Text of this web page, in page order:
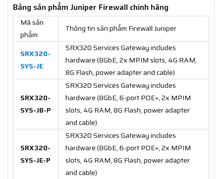
Bảng sản phẩm Juniper Firewall chính hãng
Mã sản
phẩm
Thông tin sản phẩm Firewall Juniper
SRX320-
SYS-JE
SRX320 Services Gateway includes
hardware (8GbE, 2x MPIM slots, 4G RAM,
8G Flash, power adapter and cable)
SRX320-
SYS-JB-P
SRX320 Services Gateway includes
hardware (8GbE, 6-port POE+, 2x MPIM
slots, 4G RAM, 8G Flash, power adapter
and cable)
SRX320-
SYS-JE-P
SRX320 Services Gateway includes
hardware (8GbE, 6-port POE+, 2x MPIM
slots, 4G RAM, 8G Flash, power adapter
and cable)